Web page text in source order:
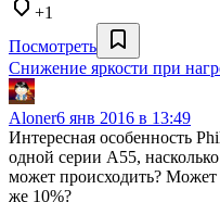
+1
Посмотреть
Снижение яркости при
Aloner6 янв 2016 в 13:49
Интересная особенность
одной серии A55,
может происходить? Может
же 10%?